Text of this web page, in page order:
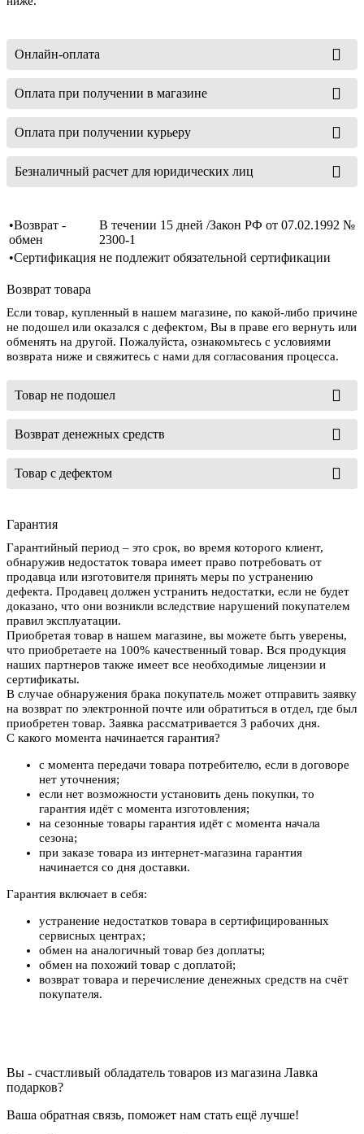
Онлайн-оплата
Оплата при получении в магазине
Оплата при получении курьеру
Безналичный расчет для юридических лиц
•Возврат -
обмен
В течении 15 дней /Закон РФ от 07.02.1992 №
2300-1
•Сертификация не подлежит обязательной сертификации
Возврат товара
Если товар, купленный в нашем магазине, по какой-либо причине
не подошел или оказался с дефектом, Вы в праве его вернуть или
обменять на другой. Пожалуйста, ознакомьтесь с условиями
возврата ниже и свяжитесь с нами для согласования процесса.
Товар не подошел
Возврат денежных средств
Товар с дефектом
Гарантия
Гарантийный период – это срок, во время которого клиент,
обнаружив недостаток товара имеет право потребовать от
продавца или изготовителя принять меры по устранению
дефекта. Продавец должен устранить недостатки, если не будет
доказано, что они возникли вследствие нарушений покупателем
правил эксплуатации.
Приобретая товар в нашем магазине, вы можете быть уверены,
что приобретаете на 100% качественный товар. Вся продукция
наших партнеров также имеет все необходимые лицензии и
сертификаты.
В случае обнаружения брака покупатель может отправить заявку
на возврат по электронной почте или обратиться в отдел, где был
приобретен товар. Заявка рассматривается 3 рабочих дня.
С какого момента начинается гарантия?
с момента передачи товара потребителю, если в договоре
нет уточнения;
если нет возможности установить день покупки, то
гарантия идёт с момента изготовления;
на сезонные товары гарантия идёт с момента начала
сезона;
при заказе товара из интернет-магазина гарантия
начинается со дня доставки.
Гарантия включает в себя:
устранение недостатков товара в сертифицированных
сервисных центрах;
обмен на аналогичный товар без доплаты;
обмен на похожий товар с доплатой;
возврат товара и перечисление денежных средств на счёт
покупателя.
Вы - счастливый обладатель товаров из магазина Лавка
подарков?
Ваша обратная связь, поможет нам стать ещё лучше!